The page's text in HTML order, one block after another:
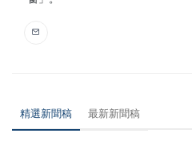
精選新聞稿 最新新聞稿